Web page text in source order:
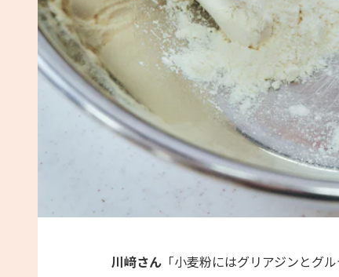
川﨑さん 「小麦粉にはグリアジンとグ